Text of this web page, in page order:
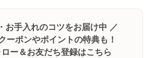
お手入れのコツをお届け中 ／
ーポンやポイントの特典も！
ー＆お友だち登録はこちら